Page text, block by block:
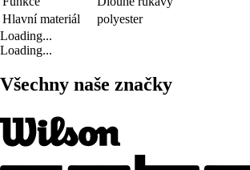
Hlavní materiál
polyester
Loading...
Loading...
Všechny naše značky